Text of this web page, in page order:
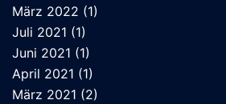
März 2022 (1)
Juli 2021 (1)
Juni 2021 (1)
April 2021 (1)
März 2021 (2)